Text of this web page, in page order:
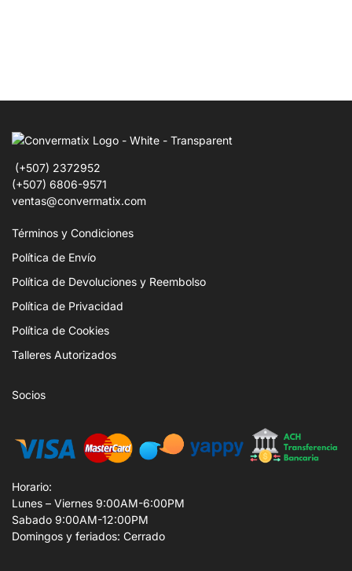
(+507) 2372952
(+507) 6806-9571
ventas@convermatix.com
Términos y Condiciones
Política de Envío
Política de Devoluciones y Reembolso
Política de Privacidad
Política de Cookies
Talleres Autorizados
Socios
Horario:
Lunes – Viernes 9:00AM-6:00PM
Sabado 9:00AM-12:00PM
Domingos y feriados: Cerrado